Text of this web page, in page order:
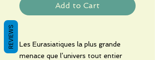
Add to Cart
Les Eurasiatiques la plus grande
menace que l’univers tout entier
REVIEWS